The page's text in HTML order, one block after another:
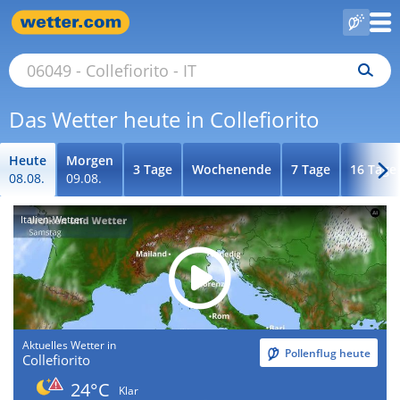
Das Wetter heute in Collefiorito
Heute
08.08.
Morgen
09.08.
3 Tage Wochenende 7 Tage 16 Tage
Italien-Wetter
Aktuelles Wetter in
Collefiorito Pollenflug heute
24°C
Klar